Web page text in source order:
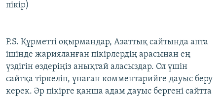
пікір)
P.S. Құрметті оқырмандар, Азаттық сайтында апта
ішінде жарияланған пікірлердің арасынан ең
үздігін өздеріңіз анықтай аласыздар. Ол үшін
сайтқа тіркеліп, ұнаған комментарийге дауыс беру
керек. Әр пікірге қанша адам дауыс бергені сайтта